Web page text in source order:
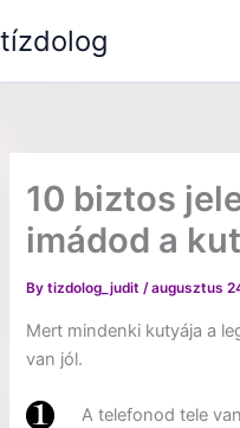
to
tízdolog
10 biztos
imádod a
Bytizdolog_judit/augusztus
Mert mindenki kutyája a
van jól.
A telefonod tele